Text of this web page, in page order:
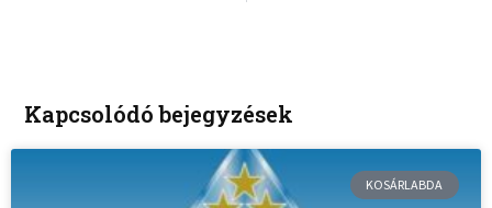
Kapcsolódó bejegyzések
KOSÁRLABDA